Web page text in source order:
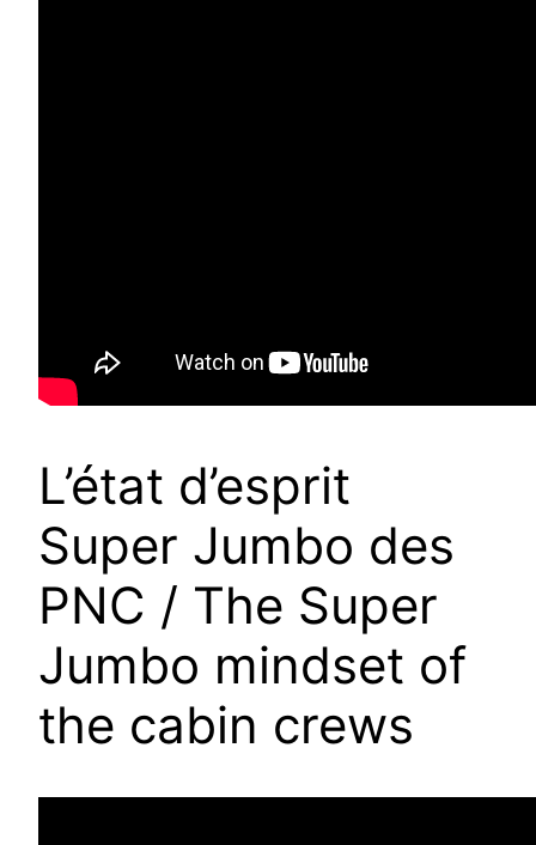
L’état d’esprit
Super Jumbo des
PNC / The Super
Jumbo mindset of
the cabin crews